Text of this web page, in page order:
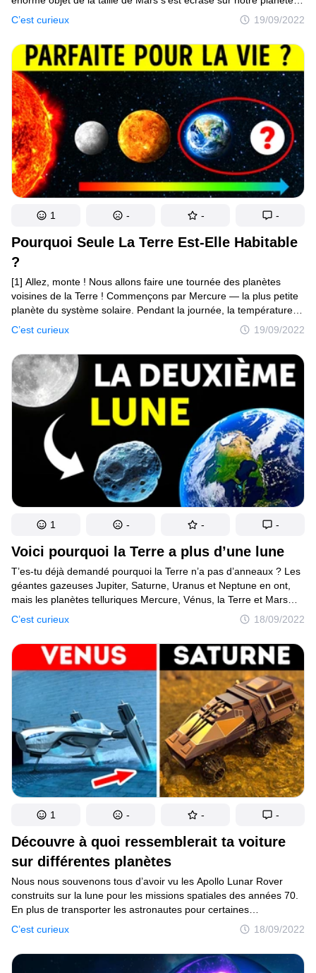
C’est curieux 19/09/2022
il y a des milliards d’années. Cette catastrophe a transformé
la Terre en une boule brûlante de roche en fusion. Elle a aussi
propulsé des matériaux sur son orbite, créant ainsi la Lune.
Aujourd’hui, cette sphère fortement cratérisée se déplace autour
de notre planète. Cela provoque, entre autres, des marées
autour du globe. Faisant un peu plus du quart de la taille
de la Terre, c’est le cinquième plus grand satellite naturel
du système solaire.
Pourquoi Seule La Terre Est-Elle Habitable
?
C’est curieux 19/09/2022
[1] Allez, monte ! Nous allons faire une tournée des planètes
voisines de la Terre ! Commençons par Mercure — la plus petite
planète du système solaire. Pendant la journée, la température
à sa surface peut atteindre les 430°C. Et pendant la nuit, elle
peut redescendre jusqu’à −180°C. Si les températures sont
si extrêmes, c’est parce que cette planète n’a pas d’atmosphère.
Au lieu de cela, Mercure a une mince exosphère. C’est l’une des
raisons pour lesquelles Mercure n’est pas habitable. Les
températures et le rayonnement solaire y sont trop sévères pour
qu’un organisme puisse y survivre.
1 - - -
Voici pourquoi la Terre a plus d’une lune
C’est curieux 18/09/2022
T’es-tu déjà demandé pourquoi la Terre n’a pas d’anneaux ? Les
géantes gazeuses Jupiter, Saturne, Uranus et Neptune en ont,
mais les planètes telluriques Mercure, Vénus, la Terre et Mars
n’en ont pas. Deux théories décrivent la façon dont les systèmes
d’anneaux se sont potentiellement développés. La première
stipule que les anneaux seraient nés à partir de restes datant
de l’époque où une certaine planète se formait.
1 - - -
Découvre à quoi ressemblerait ta voiture
sur différentes planètes
C’est curieux 18/09/2022
Nous nous souvenons tous d’avoir vu les Apollo Lunar Rover
construits sur la lune pour les missions spatiales des années 70.
En plus de transporter les astronautes pour certaines
explorations, ils étaient utilisés pour prendre des photos
et collecter des échantillons de sol à étudier par les scientifiques.
Le véhicule a été conçu par Boeing, la société célèbre pour
la construction d’avions, et a coûté environ 38 millions de dollars.
1 - - -